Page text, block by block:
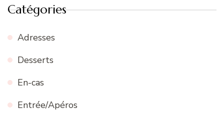
Catégories
Adresses
Desserts
En-cas
Entrée/Apéros